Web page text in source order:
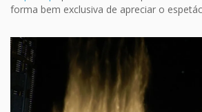
forma bem exclusiva de apreciar o